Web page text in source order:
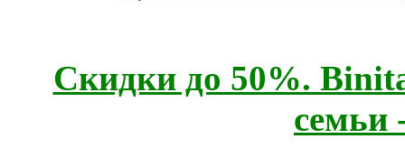
Скидки до 50%.
семьи